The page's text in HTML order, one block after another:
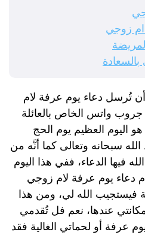
ام زوجي
تُرسل دعاء يوم عرفة لام
واتس الخاص بالعائلة
اليوم العظيم يوم الحج
الله سبحانه وتعالى كما أنَّه من
فيها الدعاء، ففي هذا اليوم
دعاء يوم عرفة لام زوجي
فيستجيب الله لي، ومن هذا
عندها، نعم فل تُقدمي
عرفة أو لحماتي الغالية فقد